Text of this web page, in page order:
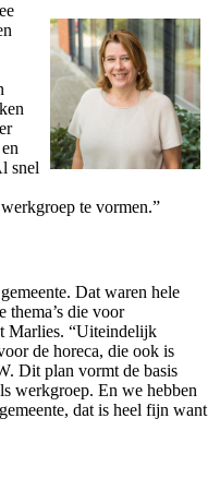
snel
te vormen.”
Dat waren hele
thema’s die voor
Marlies. “Uiteindelijk
de horeca, die ook is
Dit plan vormt de basis
werkgroep. En we hebben
dat is heel fijn want